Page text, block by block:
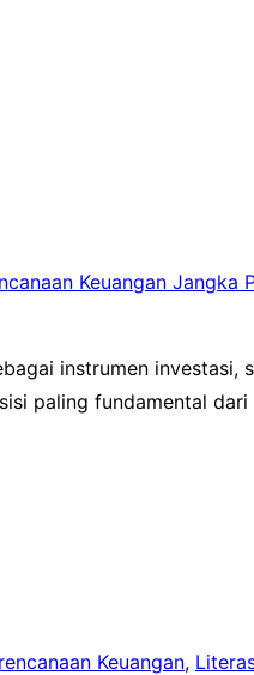
Keuangan Jangka
instrumen investasi,
paling fundamental
Keuangan,